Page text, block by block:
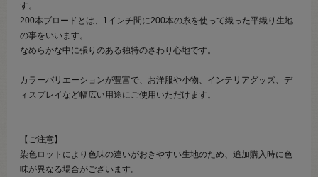
す。
200本ブロードとは、1インチ間に200本の糸を使って織った平織り生地
の事をいいます。
なめらかな中に張りのある独特のさわり心地です。
カラーバリエーションが豊富で、お洋服や小物、インテリアグッズ、デ
ィスプレイなど幅広い用途にご使用いただけます。
【ご注意】
染色ロットにより色味の違いがおきやすい生地のため、追加購入時に色
味が異なる場合がございます。